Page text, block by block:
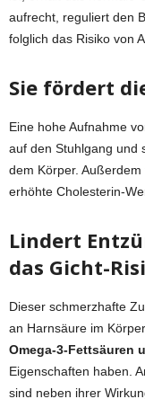
aufrecht, reguliert den
folglich das Risiko von
Sie fördert
Eine hohe Aufnahme
auf den Stuhlgang und
dem Körper.
erhöhte Cholesterin-
Lindert
das Gicht-
Dieser schmerzhafte
an Harnsäure im
Omega-3-Fettsäuren
Eigenschaften haben.
sind neben ihrer